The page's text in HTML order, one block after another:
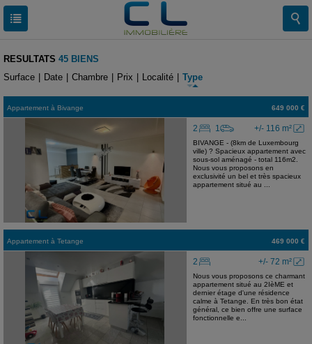
RESULTATS 45 BIENS
Surface
Date Chambre Prix Localité Type
Appartement à Bivange 649 000 €
+/- 116 m²
2 1
BIVANGE - (8km de Luxembourg
ville) ? Spacieux appartement avec
sous-sol aménagé - total 116m2.
Nous vous proposons en
exclusivité un bel et très spacieux
appartement situé au ...
Appartement à Tetange 469 000 €
+/- 72 m²
2
Nous vous proposons ce charmant
appartement situé au 2IèME et
dernier étage d'une résidence
calme à Tetange. En très bon état
général, ce bien offre une surface
fonctionnelle e...